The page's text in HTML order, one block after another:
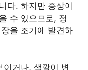
다. 하지만 증상이
수 있으므로, 정
을 조기에 발견하
이거나, 색깔이 변